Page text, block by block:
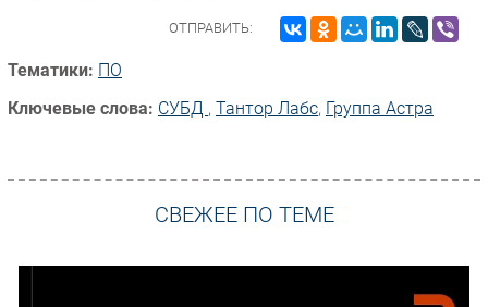
ОТПРАВИТЬ:
Тематики: ПО
Ключевые слова: СУБД , Тантор Лабс, Группа Астра
СВЕЖЕЕ ПО ТЕМЕ